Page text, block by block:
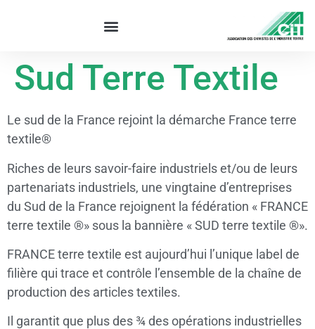
Sud Terre Textile
Le sud de la France rejoint la démarche France terre
textile®
Riches de leurs savoir-faire industriels et/ou de leurs
partenariats industriels, une vingtaine d’entreprises
du Sud de la France rejoignent la fédération « FRANCE
terre textile ®» sous la bannière « SUD terre textile ®».
FRANCE terre textile est aujourd’hui l’unique label de
filière qui trace et contrôle l’ensemble de la chaîne de
production des articles textiles.
Il garantit que plus des ¾ des opérations industrielles